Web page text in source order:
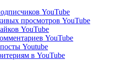
YouTube
просмотров YouTube
YouTube
YouTube
Youtube
в YouTube